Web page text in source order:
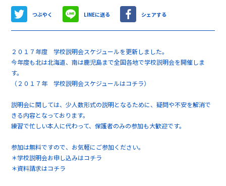
つぶやく LINEに送る シェアする
２０１７年度 学校説明会スケジュールを更新しました。
今年度も北は北海道、南は鹿児島まで全国各地で学校説明会を開催しま
す。
（２０１７年 学校説明会スケジュールはコチラ）
説明会に関しては、少人数形式の説明となるために、疑問や不安を解消で
きる内容となっております。
練習で忙しい本人に代わって、保護者のみの参加も大歓迎です。
参加は無料ですので、お気軽にご参加ください。
＊学校説明会お申し込みはコチラ
＊資料請求はコチラ